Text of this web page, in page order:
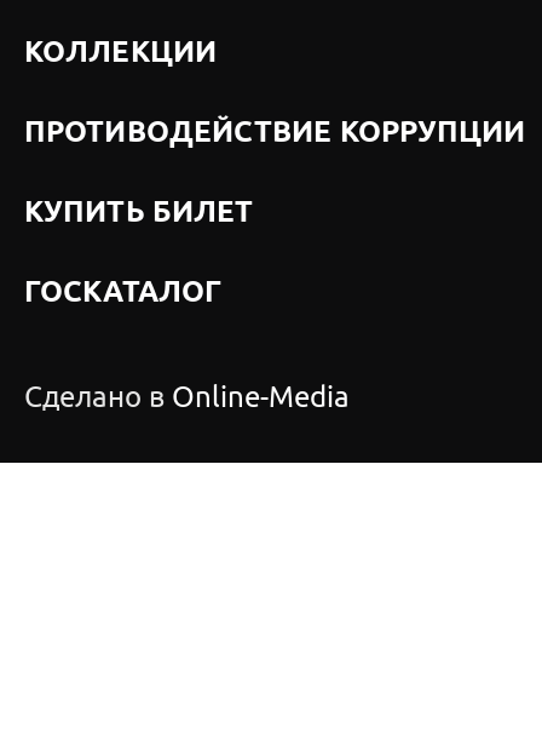
КОЛЛЕКЦИИ
ПРОТИВОДЕЙСТВИЕ КОРРУПЦИИ
КУПИТЬ БИЛЕТ
ГОСКАТАЛОГ
Сделано в Online-Media